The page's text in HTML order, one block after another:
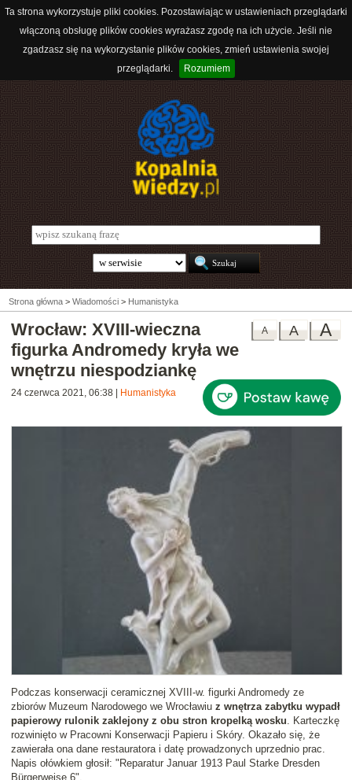
Ta strona wykorzystuje pliki cookies. Pozostawiając w ustawieniach przeglądarki
włączoną obsługę plików cookies wyrażasz zgodę na ich użycie. Jeśli nie
zgadzasz się na wykorzystanie plików cookies, zmień ustawienia swojej
przeglądarki.
Rozumiem
Strona główna > Wiadomości > Humanistyka
A
A
A
Wrocław: XVIII-wieczna
figurka Andromedy kryła we
wnętrzu niespodziankę
24 czerwca 2021, 06:38 Humanistyka
Podczas konserwacji ceramicznej XVIII-w. figurki Andromedy ze
zbiorów Muzeum Narodowego we Wrocławiu z wnętrza zabytku wypadł
papierowy rulonik zaklejony z obu stron kropelką wosku. Karteczkę
rozwinięto w Pracowni Konserwacji Papieru i Skóry. Okazało się, że
zawierała ona dane restauratora i datę prowadzonych uprzednio prac.
Napis ołówkiem głosił: "Reparatur Januar 1913 Paul Starke Dresden
Bürgerweise 6".